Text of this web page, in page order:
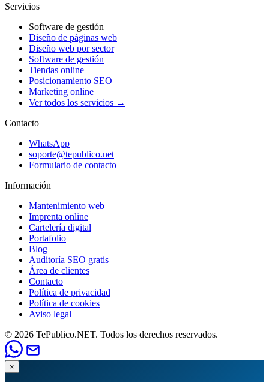
Servicios
Software de gestión
Diseño de páginas web
Diseño web por sector
Software de gestión
Tiendas online
Posicionamiento SEO
Marketing online
Ver todos los servicios →
Contacto
WhatsApp
soporte@tepublico.net
Formulario de contacto
Información
Mantenimiento web
Imprenta online
Cartelería digital
Portafolio
Blog
Auditoría SEO gratis
Área de clientes
Contacto
Política de privacidad
Política de cookies
Aviso legal
© 2026 TePublico.NET. Todos los derechos reservados.
×